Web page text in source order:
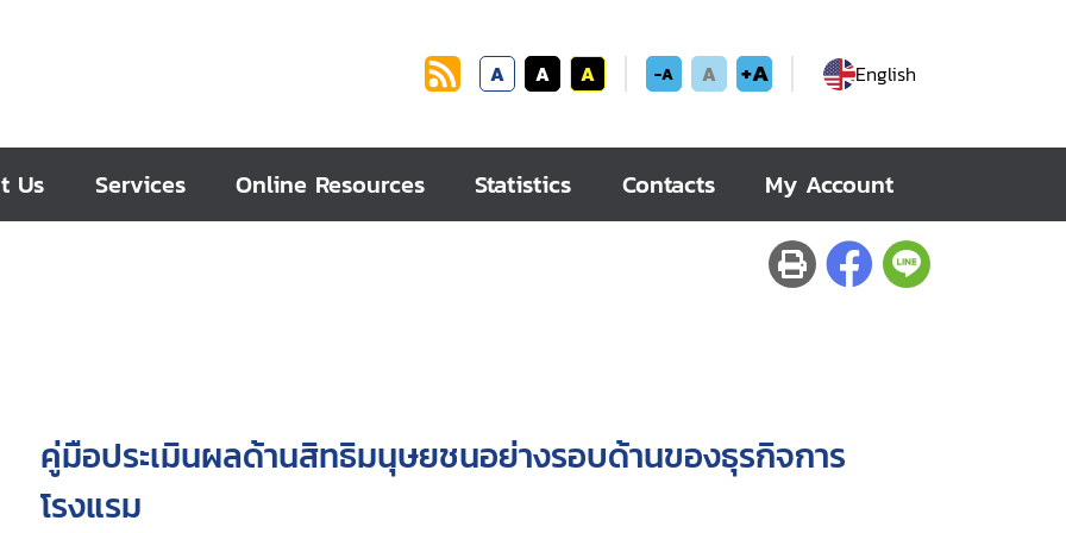
A A A -A A +A English
Us Services Online Resources Statistics Contacts My Account
คู่มือประเมินผลด้านสิทธิมนุษยชนอย่างรอบด้านของธุรกิจการ
โรงแรม